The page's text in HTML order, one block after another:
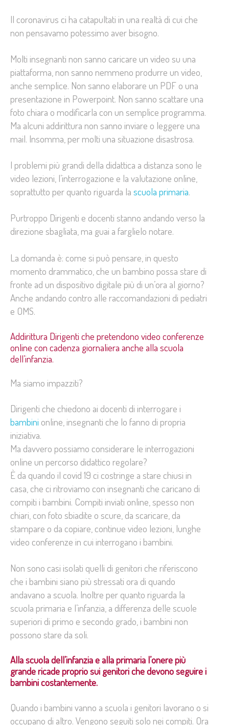
Il coronavirus ci ha catapultati in una realtà di cui che
non pensavamo potessimo aver bisogno.
Molti insegnanti non sanno caricare un video su una
piattaforma, non sanno nemmeno produrre un video,
anche semplice. Non sanno elaborare un PDF o una
presentazione in Powerpoint. Non sanno scattare una
foto chiara o modificarla con un semplice programma.
Ma alcuni addirittura non sanno inviare o leggere una
mail. Insomma, per molti una situazione disastrosa.
I problemi più grandi della didattica a distanza sono le
video lezioni, l’interrogazione e la valutazione online,
soprattutto per quanto riguarda la scuola primaria.
Purtroppo Dirigenti e docenti stanno andando verso la
direzione sbagliata, ma guai a farglielo notare.
La domanda è: come si può pensare, in questo
momento drammatico, che un bambino possa stare di
fronte ad un dispositivo digitale più di un’ora al giorno?
Anche andando contro alle raccomandazioni di pediatri
e OMS.
Addirittura Dirigenti che pretendono video conferenze
online con cadenza giornaliera anche alla scuola
dell’infanzia.
Ma siamo impazziti?
Dirigenti che chiedono ai docenti di interrogare i
bambini online, insegnanti che lo fanno di propria
iniziativa.
Ma davvero possiamo considerare le interrogazioni
online un percorso didattico regolare?
È da quando il covid 19 ci costringe a stare chiusi in
casa, che ci ritroviamo con insegnanti che caricano di
compiti i bambini. Compiti inviati online, spesso non
chiari, con foto sbiadite o scure, da scaricare, da
stampare o da copiare, continue video lezioni, lunghe
video conferenze in cui interrogano i bambini.
Non sono casi isolati quelli di genitori che riferiscono
che i bambini siano più stressati ora di quando
andavano a scuola. Inoltre per quanto riguarda la
scuola primaria e l’infanzia, a differenza delle scuole
superiori di primo e secondo grado, i bambini non
possono stare da soli.
Alla scuola dell’infanzia e alla primaria l’onere più
grande ricade proprio sui genitori che devono seguire i
bambini costantemente.
Quando i bambini vanno a scuola i genitori lavorano o si
occupano di altro. Vengono seguiti solo nei compiti. Ora